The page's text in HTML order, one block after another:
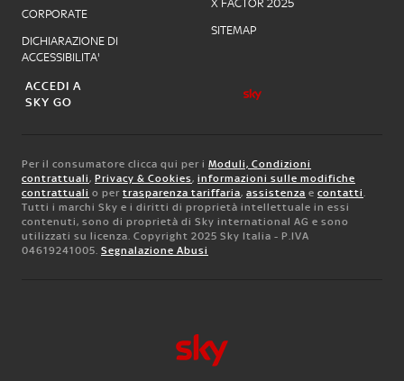
CORPORATE
DICHIARAZIONE DI
ACCESSIBILITA'
X FACTOR 2025
SITEMAP
ACCEDI A
SKY GO
Per il consumatore clicca qui per i Moduli, Condizioni
contrattuali, Privacy & Cookies, informazioni sulle modifiche
contrattuali o per trasparenza tariffaria, assistenza e contatti.
Tutti i marchi Sky e i diritti di proprietà intellettuale in essi
contenuti, sono di proprietà di Sky international AG e sono
utilizzati su licenza. Copyright 2025 Sky Italia - P.IVA
04619241005. Segnalazione Abusi